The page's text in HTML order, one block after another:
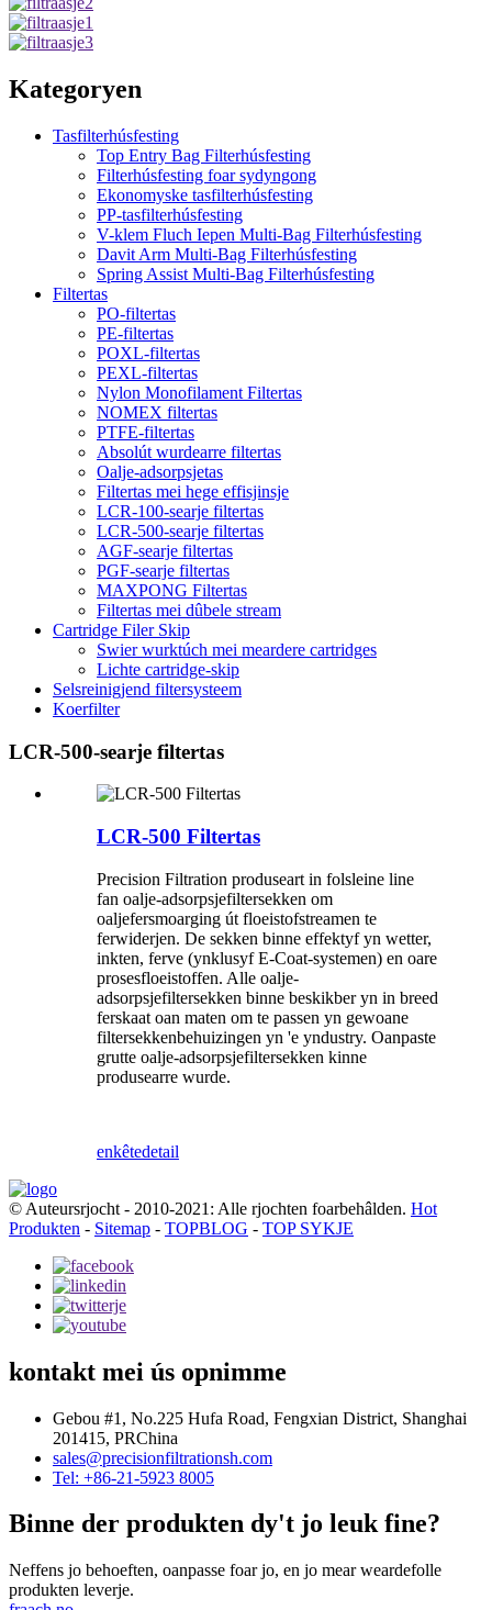
Kategoryen
Tasfilterhúsfesting
Top Entry Bag Filterhúsfesting
Filterhúsfesting foar sydyngong
Ekonomyske tasfilterhúsfesting
PP-tasfilterhúsfesting
V-klem Fluch Iepen Multi-Bag Filterhúsfesting
Davit Arm Multi-Bag Filterhúsfesting
Spring Assist Multi-Bag Filterhúsfesting
Filtertas
PO-filtertas
PE-filtertas
POXL-filtertas
PEXL-filtertas
Nylon Monofilament Filtertas
NOMEX filtertas
PTFE-filtertas
Absolút wurdearre filtertas
Oalje-adsorpsjetas
Filtertas mei hege effisjinsje
LCR-100-searje filtertas
LCR-500-searje filtertas
AGF-searje filtertas
PGF-searje filtertas
MAXPONG Filtertas
Filtertas mei dûbele stream
Cartridge Filer Skip
Swier wurktúch mei meardere cartridges
Lichte cartridge-skip
Selsreinigjend filtersysteem
Koerfilter
LCR-500-searje filtertas
LCR-500 Filtertas
Precision Filtration produseart in folsleine line
fan oalje-adsorpsjefiltersekken om
oaljefersmoarging út floeistofstreamen te
ferwiderjen. De sekken binne effektyf yn wetter,
inkten, ferve (ynklusyf E-Coat-systemen) en oare
prosesfloeistoffen. Alle oalje-
adsorpsjefiltersekken binne beskikber yn in breed
ferskaat oan maten om te passen yn gewoane
filtersekkenbehuizingen yn 'e yndustry. Oanpaste
grutte oalje-adsorpsjefiltersekken kinne
produsearre wurde.
enkêtedetail
© Auteursrjocht - 2010-2021: Alle rjochten foarbehâlden. Hot
Produkten - Sitemap - TOPBLOG - TOP SYKJE
kontakt mei ús opnimme
Gebou #1, No.225 Hufa Road, Fengxian District, Shanghai
201415, PRChina
sales@precisionfiltrationsh.com
Tel: +86-21-5923 8005
Binne der produkten dy't jo leuk fine?
Neffens jo behoeften, oanpasse foar jo, en jo mear weardefolle
produkten leverje.